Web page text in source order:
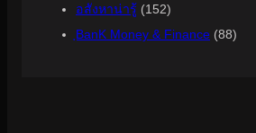
อสังหาน่ารู้ (152)
ฺBanK Money & Finance (88)